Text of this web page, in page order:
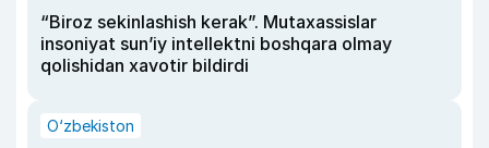
“Biroz sekinlashish kerak”. Mutaxassislar
insoniyat sun’iy intellektni boshqara olmay
qolishidan xavotir bildirdi
O‘zbekiston